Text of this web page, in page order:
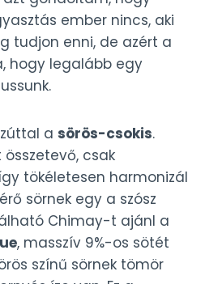
ember nincs, aki
tudjon enni, de azért a
hogy legalább egy
a sörös-csokis.
csak
tökéletesen harmonizál
sörnek egy a szósz
Chimay-t ajánl a
, masszív 9%-os sötét
színű sörnek tömör